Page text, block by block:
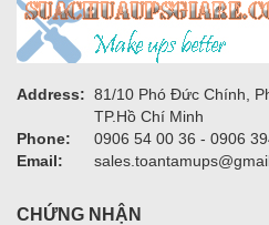
Address: 81/10 Phó Đức Chính,
TP.Hồ Chí Minh
Phone:
0906 54 00 36 - 0906
Email:
CHỨNG NHẬN